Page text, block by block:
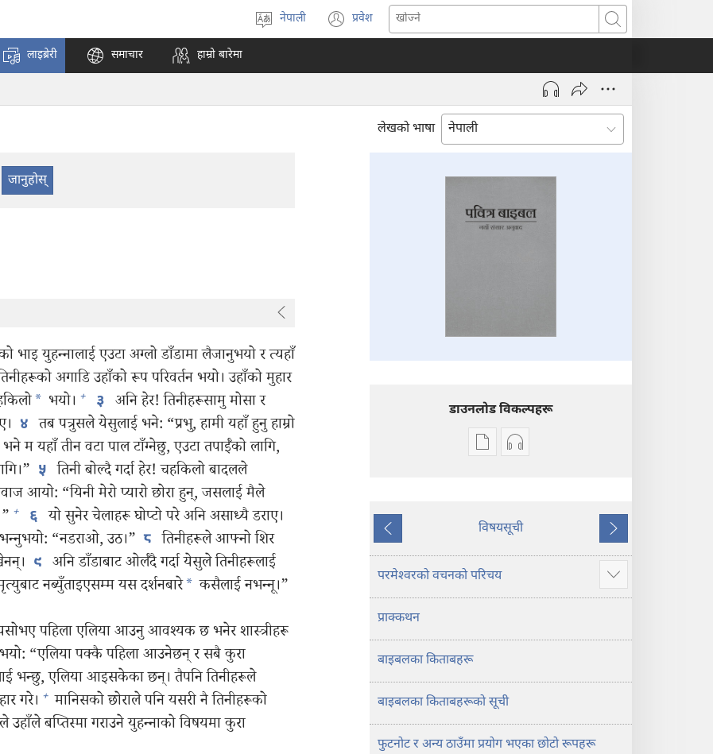
रोज्ने
नेपाली प्रवेश
अर्को
नयाँ
खुल्नेछ)
खोज्ने
लाइब्रेरी समाचार हाम्रो बारेमा
लेखको भाषा
युहन्‍नालाई एउटा अग्लो डाँडामा लैजानुभयो र त्यहाँ
अगाडि उहाँको रूप परिवर्तन भयो। उहाँको मुहार
* भयो। + ३ अनि हेर! तिनीहरूसामु मोसा र
४ तब पत्रुसले येसुलाई भने: “प्रभु, हामी यहाँ हुनु हाम्रो
म यहाँ तीन वटा पाल टाँग्नेछु, एउटा तपाईँको लागि,
५ तिनी बोल्दै गर्दा हेर! चहकिलो बादलले
आयो: “यिनी मेरो प्यारो छोरा हुन्‌, जसलाई मैले
+ ६ यो सुनेर चेलाहरू घोप्टो परे अनि असाध्यै डराए।
“नडराओ, उठ।” ८ तिनीहरूले आफ्नो शिर
९ अनि डाँडाबाट ओर्लँदै गर्दा येसुले तिनीहरूलाई
नब्युँताइएसम्म यस दर्शनबारे* कसैलाई नभन्‍नू।”
पहिला एलिया आउनु आवश्‍यक छ भनेर शास्त्रीहरू
“एलिया पक्कै पहिला आउनेछन्‌ र सबै कुरा
भन्छु, एलिया आइसकेका छन्‌। तैपनि तिनीहरूले
गरे। + मानिसको छोराले पनि यसरी नै तिनीहरूको
बप्तिस्मा गराउने युहन्‍नाको विषयमा कुरा
डाउनलोड विकल्पहरू
प्रकाशन
बाइबल
नयाँ
संसार
अनुवाद
अडियो
बाइबल
अनुवाद
अघिल्लो
विषयसूची
अर्को
परमेश्‍वरको वचनको परिचय
थप
देखाउने
प्राक्कथन
बाइबलका किताबहरू
बाइबलका किताबहरूको सूची
फुटनोट र अन्य ठाउँमा प्रयोग भएका छोटो रूपहरू